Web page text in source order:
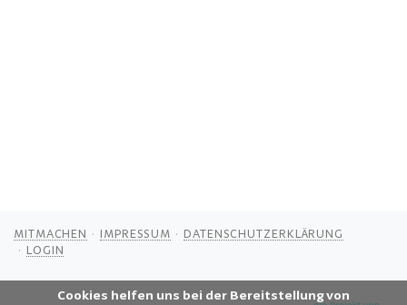
Cookies helfen uns bei der Bereitstellung von
MITMACHEN IMPRESSUM
DATENSCHUTZERKLÄRUNG
LOGIN